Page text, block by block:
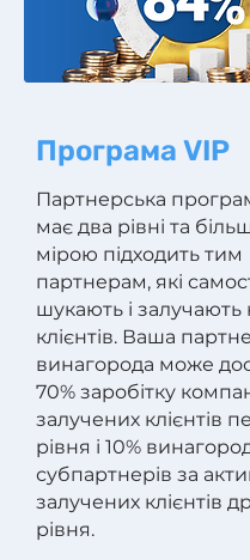
Програма VIP
Партнерська
має два рівні та
мірою підходить тим
партнерам, які
шукають і залучають
клієнтів. Ваша
винагорода може
70% заробітку
залучених клієнтів
рівня і 10%
субпартнерів за
залучених клієнтів
рівня.